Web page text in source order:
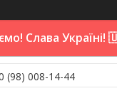
Слава Україні!
(98) 008-14-44